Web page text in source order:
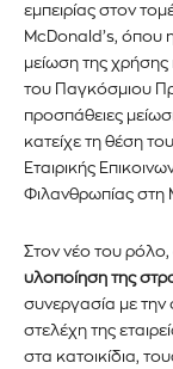
εμπειρίας στον
McDonald’s, όπου
μείωση της χρήσης
του Παγκόσμιου
προσπάθειες
κατείχε τη θέση
Εταιρικής
Φιλανθρωπίας στη
Στον νέο του
υλοποίηση της
συνεργασία με την
στελέχη της
στα κατοικίδια,